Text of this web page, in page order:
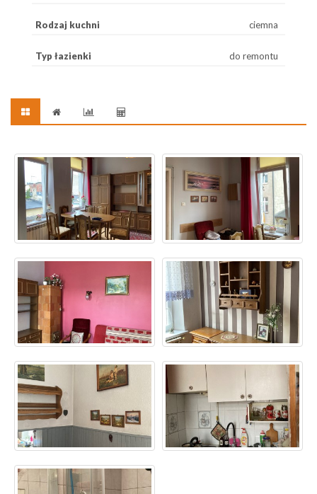
Rodzaj kuchni ciemna
Typ łazienki do remontu